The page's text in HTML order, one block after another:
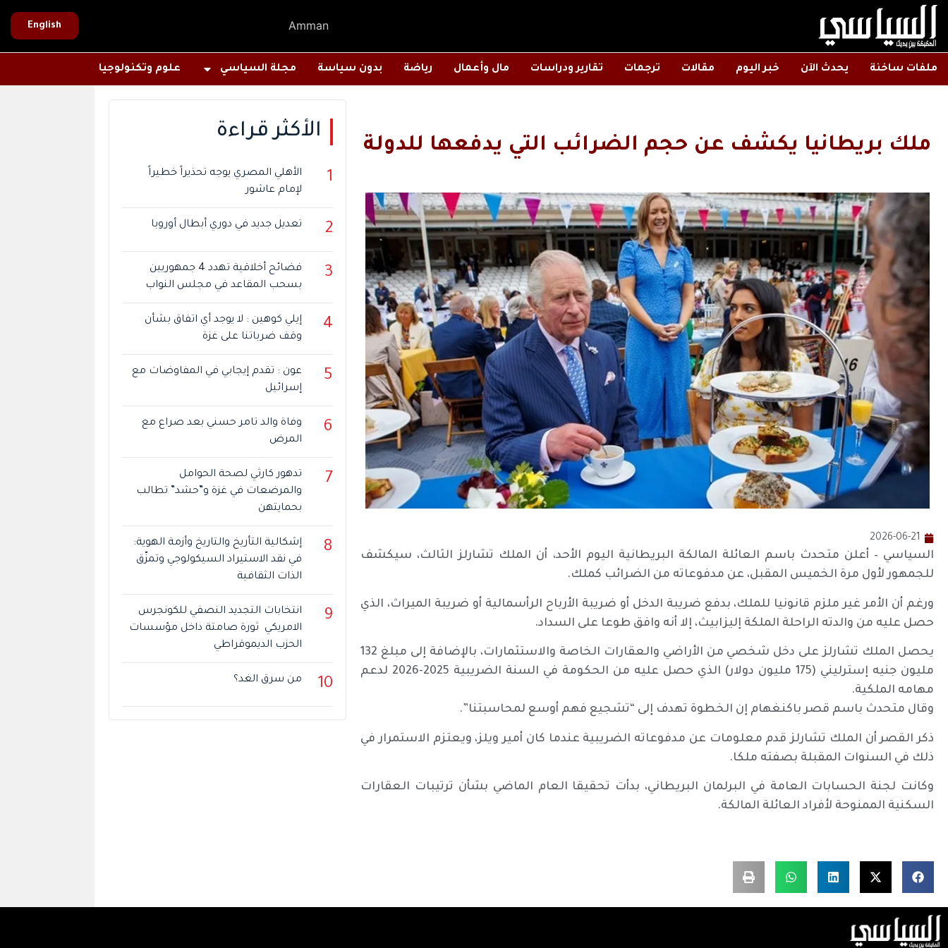
Amman
English
ملفات ساخنة يحدث الآن خبر اليوم مقالات ترجمات تقارير ودراسات مال وأعمال رياضة بدون سياسة مجلة السياسي علوم وتكنولوجيا
ملك بريطانيا يكشف عن حجم الضرائب التي يدفعها للدولة
2026-06-21
السياسي – أعلن متحدث باسم العائلة المالكة البريطانية اليوم الأحد، أن الملك تشارلز الثالث، سيكشف
للجمهور لأول مرة الخميس المقبل، عن مدفوعاته من الضرائب كملك.
ورغم أن الأمر غير ملزم قانونيا للملك، بدفع ضريبة الدخل أو ضريبة الأرباح الرأسمالية أو ضريبة الميراث، الذي
حصل عليه من والدته الراحلة الملكة إليزابيث، إلا أنه وافق طوعا على السداد.
يحصل الملك تشارلز على دخل شخصي من الأراضي والعقارات الخاصة والاستثمارات، بالإضافة إلى مبلغ 132
مليون جنيه إسترليني (175 مليون دولار) الذي حصل عليه من الحكومة في السنة الضريبية 2025-2026 لدعم
مهامه الملكية.
وقال متحدث باسم قصر باكنغهام إن الخطوة تهدف إلى “تشجيع فهم أوسع لمحاسبتنا”.
ذكر القصر أن الملك تشارلز قدم معلومات عن مدفوعاته الضريبية عندما كان أمير ويلز، ويعتزم الاستمرار في
ذلك في السنوات المقبلة بصفته ملكا.
وكانت لجنة الحسابات العامة في البرلمان البريطاني، بدأت تحقيقا العام الماضي بشأن ترتيبات العقارات
السكنية الممنوحة لأفراد العائلة المالكة.
الأكثر قراءة
1
الأهلي المصري يوجه تحذيراً خطيراً
لإمام عاشور
2 تعديل جديد في دوري أبطال أوروبا
3
فضائح أخلاقية تهدد 4 جمهوريين
بسحب المقاعد في مجلس النواب
4
إيلي كوهين : لا يوجد أي اتفاق بشأن
وقف ضرباتنا على غزة
5
عون : تقدم إيجابي في المفاوضات مع
إسرائيل
6
وفاة والد تامر حسني بعد صراع مع
المرض
7
تدهور كارثي لصحة الحوامل
والمرضعات في غزة و”حشد” تطالب
بحمايتهن
8
إشكالية التأريخ والتاريخ وأزمة الهوية:
في نقد الاستيراد السيكولوجي وتمزّق
الذات الثقافية
9
انتخابات التجديد النصفي للكونجرس
الامريكي ثورة صامتة داخل مؤسسات
الحزب الديموقراطي
10 من سرق الغد؟